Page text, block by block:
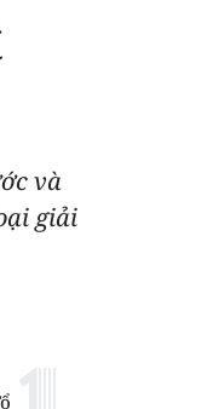
và
giải